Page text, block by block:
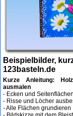
Beispielbilder,
123basteln.de
Kurze Anleitung:
ausmalen
- Ecken und
- Risse und Löcher
- Alle Flächen grundieren